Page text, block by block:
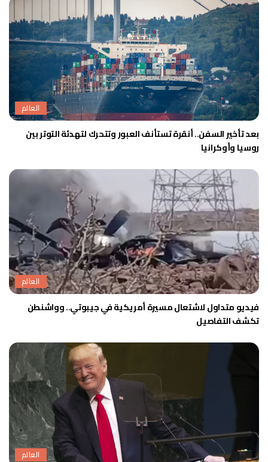
العالم
بعد تأخير السفن.. أنقرة تستأنف العبور وتتحرك لتهدئة التوتر بين
روسيا وأوكرانيا
العالم
فيديو متداول لاشتعال مسيرة أمريكية في جيبوتي.. وواشنطن
تكشف التفاصيل
العالم